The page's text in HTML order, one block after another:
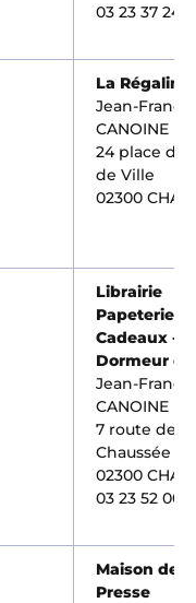
03 23 37 24
La Régaline
Jean-
CANOINE
24 place de
de Ville
02300
Librairie
Papeterie
Cadeaux -
Dormeur
Jean-
CANOINE
7 route de la
Chaussée
02300
03 23 52 00
Maison de la
Presse